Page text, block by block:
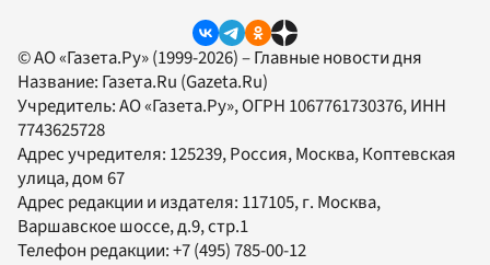
© АО «Газета.Ру» (1999-2026) – Главные новости дня
Название: Газета.Ru (Gazeta.Ru)
Учредитель:АО «Газета.Ру», ОГРН 1067761730376, ИНН
7743625728
Адрес учредителя: 125239, Россия, Москва, Коптевская
улица, дом 67
Адрес редакции и издателя: 117105, г. Москва,
Варшавское шоссе, д.9, стр.1
Телефон редакции:+7 (495) 785-00-12